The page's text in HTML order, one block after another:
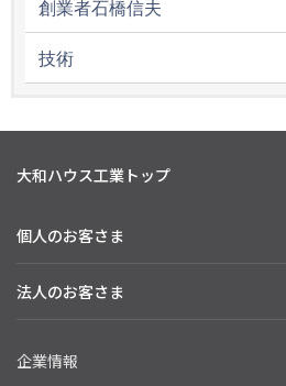
創業者石橋信夫
技術
大和ハウス工業トップ
個人のお客さま
法人のお客さま
企業情報